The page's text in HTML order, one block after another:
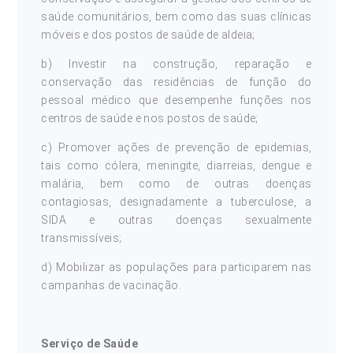
saúde comunitários, bem como das suas clínicas
móveis e dos postos de saúde de aldeia;
b) Investir na construção, reparação e
conservação das residências de função do
pessoal médico que desempenhe funções nos
centros de saúde e nos postos de saúde;
c) Promover ações de prevenção de epidemias,
tais como cólera, meningite, diarreias, dengue e
malária, bem como de outras doenças
contagiosas, designadamente a tuberculose, a
SIDA e outras doenças sexualmente
transmissíveis;
d) Mobilizar as populações para participarem nas
campanhas de vacinação.
Serviço de Saúde